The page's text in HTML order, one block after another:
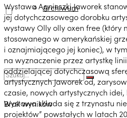
Archiwum
Brak wyników
Wystawa Agnieszki Jaworek
jej dotychczasowego dorobku
wystawy Olly olly oxen free (który
stosowanego w amerykańskiej
i oznajmiającego jej koniec), w
na wyznaczenie przez artystkę
oddzielającej dotychczasową
artystycznych Jaworek od,
czasie, nowych artystycznych
Wystawa składa się z trzynastu
projektów” powstałych w latach